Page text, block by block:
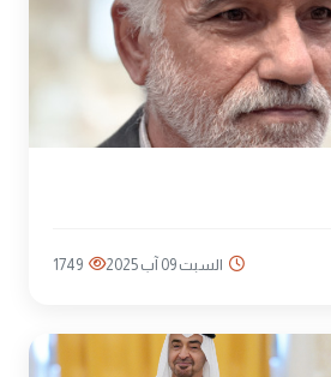
السبت 09 آب 2025 1749